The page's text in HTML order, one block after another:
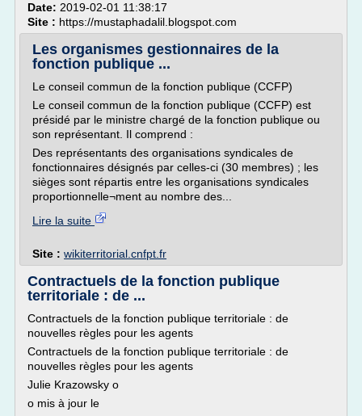
Date: 2019-02-01 11:38:17
Site : https://mustaphadalil.blogspot.com
Les organismes gestionnaires de la
fonction publique ...
Le conseil commun de la fonction publique (CCFP)
Le conseil commun de la fonction publique (CCFP) est
présidé par le ministre chargé de la fonction publique ou
son représentant. Il comprend :
Des représentants des organisations syndicales de
fonctionnaires désignés par celles-ci (30 membres) ; les
sièges sont répartis entre les organisations syndicales
proportionnelle¬ment au nombre des...
Lire la suite
Site : wikiterritorial.cnfpt.fr
Contractuels de la fonction publique
territoriale : de ...
Contractuels de la fonction publique territoriale : de
nouvelles règles pour les agents
Contractuels de la fonction publique territoriale : de
nouvelles règles pour les agents
Julie Krazowsky o
o mis à jour le